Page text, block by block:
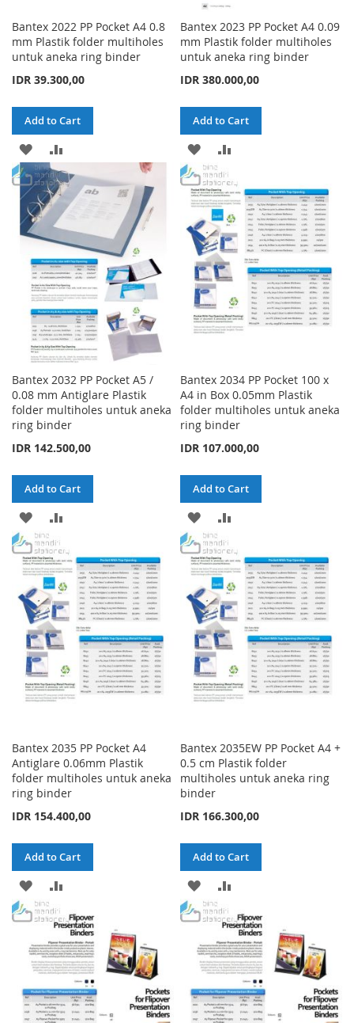
Bantex 2022 PP Pocket A4 0.8
mm Plastik folder multiholes
untuk aneka ring binder
IDR 39.300,00
Add to Cart
ADD
TO
WISH
LIST
TO
COMPARE
Bantex 2023 PP Pocket A4 0.09
mm Plastik folder multiholes
untuk aneka ring binder
IDR 380.000,00
Add to Cart
ADD
TO
WISH
LIST
COMPARE
Bantex 2032 PP Pocket A5 /
0.08 mm Antiglare Plastik
folder multiholes untuk aneka
ring binder
IDR 142.500,00
Add to Cart
ADD
TO
WISH
LIST
COMPARE
Bantex 2034 PP Pocket 100 x
A4 in Box 0.05mm Plastik
folder multiholes untuk aneka
ring binder
IDR 107.000,00
Add to Cart
ADD
TO
WISH
LIST
COMPARE
Bantex 2035 PP Pocket A4
Antiglare 0.06mm Plastik
folder multiholes untuk aneka
ring binder
IDR 154.400,00
Add to Cart
ADD
TO
WISH
LIST
TO
COMPARE
Bantex 2035EW PP Pocket A4 +
0.5 cm Plastik folder
multiholes untuk aneka ring
binder
IDR 166.300,00
Add to Cart
ADD
TO
WISH
LIST
TO
COMPARE